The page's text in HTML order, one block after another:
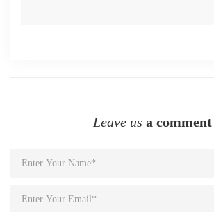
Leave us a comment